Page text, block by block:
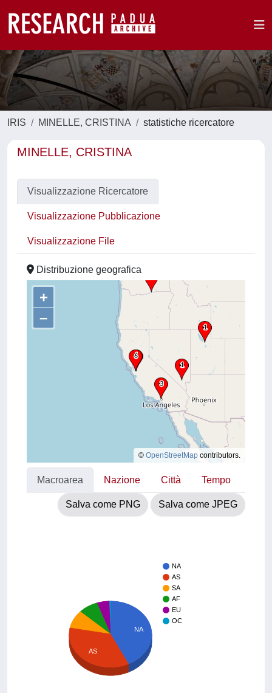
IRIS MINELLE, CRISTINA statistiche ricercatore
MINELLE, CRISTINA
Visualizzazione Ricercatore
Visualizzazione Pubblicazione
Visualizzazione File
Distribuzione geografica
+
–
© OpenStreetMap contributors.
Macroarea Nazione Città Tempo
Salva come PNG Salva come JPEG
NA
AS
SA
AF
EU
OC
NA
AS